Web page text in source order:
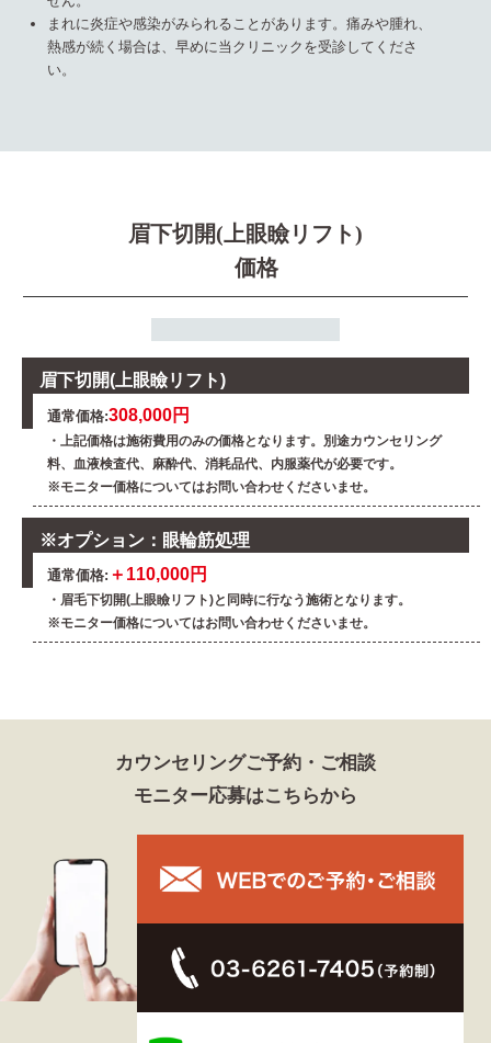
まれに炎症や感染がみられることがあります。痛みや腫れ、
熱感が続く場合は、早めに当クリニックを受診してくださ
い。
眉下切開(上眼瞼リフト)
価格
眉下切開(上眼瞼リフト)
通常価格:308,000円
・上記価格は施術費用のみの価格となります。別途カウンセリング
料、血液検査代、麻酔代、消耗品代、内服薬代が必要です。
※モニター価格についてはお問い合わせくださいませ。
※オプション：眼輪筋処理
通常価格: ＋110,000円
・眉毛下切開(上眼瞼リフト)と同時に行なう施術となります。
※モニター価格についてはお問い合わせくださいませ。
カウンセリングご予約・ご相談
モニター応募はこちらから